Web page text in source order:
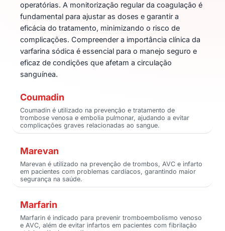
operatórias. A monitorização regular da coagulação é
fundamental para ajustar as doses e garantir a
eficácia do tratamento, minimizando o risco de
complicações. Compreender a importância clínica da
varfarina sódica é essencial para o manejo seguro e
eficaz de condições que afetam a circulação
sanguínea.
Coumadin
Coumadin é utilizado na prevenção e tratamento de
trombose venosa e embolia pulmonar, ajudando a evitar
complicações graves relacionadas ao sangue.
Marevan
Marevan é utilizado na prevenção de trombos, AVC e infarto
em pacientes com problemas cardíacos, garantindo maior
segurança na saúde.
Marfarin
Marfarin é indicado para prevenir tromboembolismo venoso
e AVC, além de evitar infartos em pacientes com fibrilação